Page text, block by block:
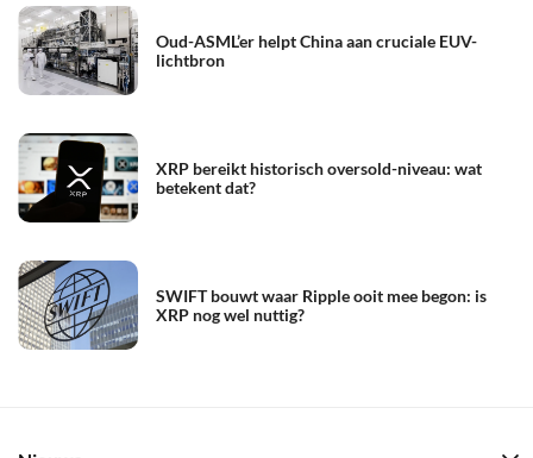
Oud-ASML’er helpt China aan cruciale EUV-
lichtbron
XRP bereikt historisch oversold-niveau: wat
betekent dat?
SWIFT bouwt waar Ripple ooit mee begon: is
XRP nog wel nuttig?